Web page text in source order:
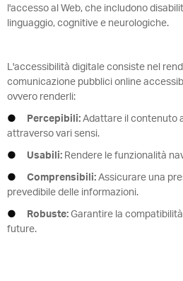
l'accesso al Web, che includono
linguaggio, cognitive e neurologiche.
L'accessibilità digitale consiste nel
comunicazione pubblici online
ovvero renderli:
● Percepibili: Adattare il contenuto
attraverso vari sensi.
● Usabili: Rendere le funzionalità
● Comprensibili: Assicurare una
prevedibile delle informazioni.
● Robuste: Garantire la
future.